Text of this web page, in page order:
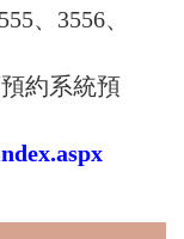
、3556、
約系統預